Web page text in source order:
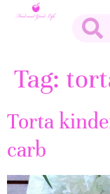
Tag:
Torta
carb